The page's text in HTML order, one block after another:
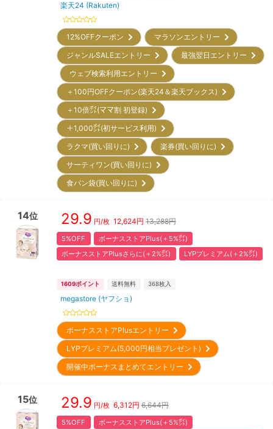
楽天24 (Rakuten)
12%OFFクーポン
マラソンエントリー
ジャンルSALEエントリー
最強翌日エントリー
ウェブ検索利用エントリー
＋100円OFFクーポン(楽天24＆楽天ブックス)
＋10倍㌽(ママ割 初登録)
＋1,000㌽(初サービス利用)
ラクマ(買い回りに)
楽券(買い回りに)
サーティワン(買い回りに)
食パン袋(買い回りに)
14位 29.9 円/枚 12,624円 13,288円
5%OFF
ボーナスストアPlus(＋5%㌽)
ボーナスストアPlusさらに(＋2%㌽)
LYPプレミアム(＋2%㌽)
1609ポイント 送料無料 368枚入
megastore (ヤフショ)
ボーナスストアPlusエントリー
LYPプレミアム(5,000円相当プレゼント)
開催中ボーナスまとめてエントリー
15位 29.9 円/枚 6,312円 6,644円
5%OFF
ボーナスストアPlus(＋5%㌽)